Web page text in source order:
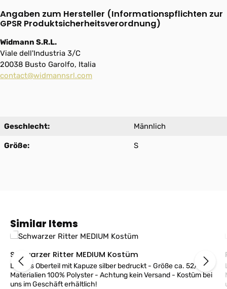
Angaben zum Hersteller (Informationspflichten zur
GPSR Produktsicherheitsverordnung)
Widmann S.R.L.
Viale dell'Industria 3/C
20038 Busto Garolfo, Italia
contact@widmannsrl.com
Geschlecht: Männlich
Größe: S
Produktgalerie überspringen
Similar Items
Schwarzer Ritter MEDIUM Kostüm
Langes Oberteil mit Kapuze silber bedruckt - Größe ca. 52/54
Materialien 100% Polyster - Achtung kein Versand - Kostüm bei
uns im Geschäft erhältlich!